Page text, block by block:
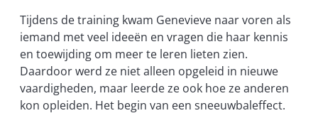
Tijdens de training kwam Genevieve naar voren als
iemand met veel ideeën en vragen die haar kennis
en toewijding om meer te leren lieten zien.
Daardoor werd ze niet alleen opgeleid in nieuwe
vaardigheden, maar leerde ze ook hoe ze anderen
kon opleiden. Het begin van een sneeuwbaleffect.